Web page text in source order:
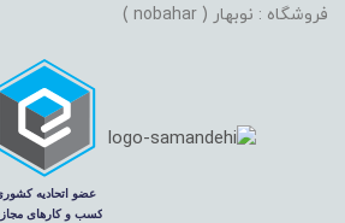
فروشگاه : نوبهار ( nobahar )